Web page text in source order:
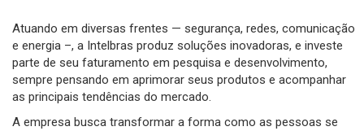
Atuando em diversas frentes — segurança, redes, comunicação
e energia –, a Intelbras produz soluções inovadoras, e investe
parte de seu faturamento em pesquisa e desenvolvimento,
sempre pensando em aprimorar seus produtos e acompanhar
as principais tendências do mercado.
A empresa busca transformar a forma como as pessoas se